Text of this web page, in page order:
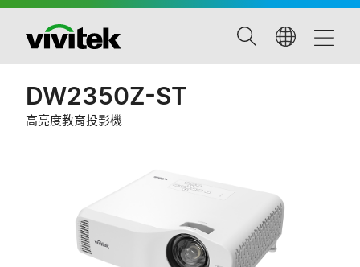
DW2350Z-ST
高亮度教育投影機